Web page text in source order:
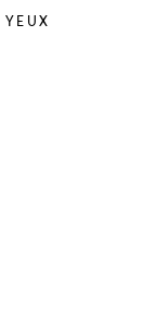
YEUX